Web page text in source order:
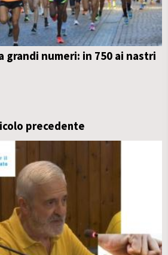
grandi numeri: in 750 ai nastri
precedente